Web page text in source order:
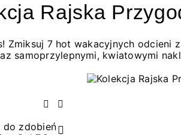
Rajska
Zmiksuj 7 hot wakacyjnych odcieni
samoprzylepnymi, kwiatowymi
Poprzedni
Następny